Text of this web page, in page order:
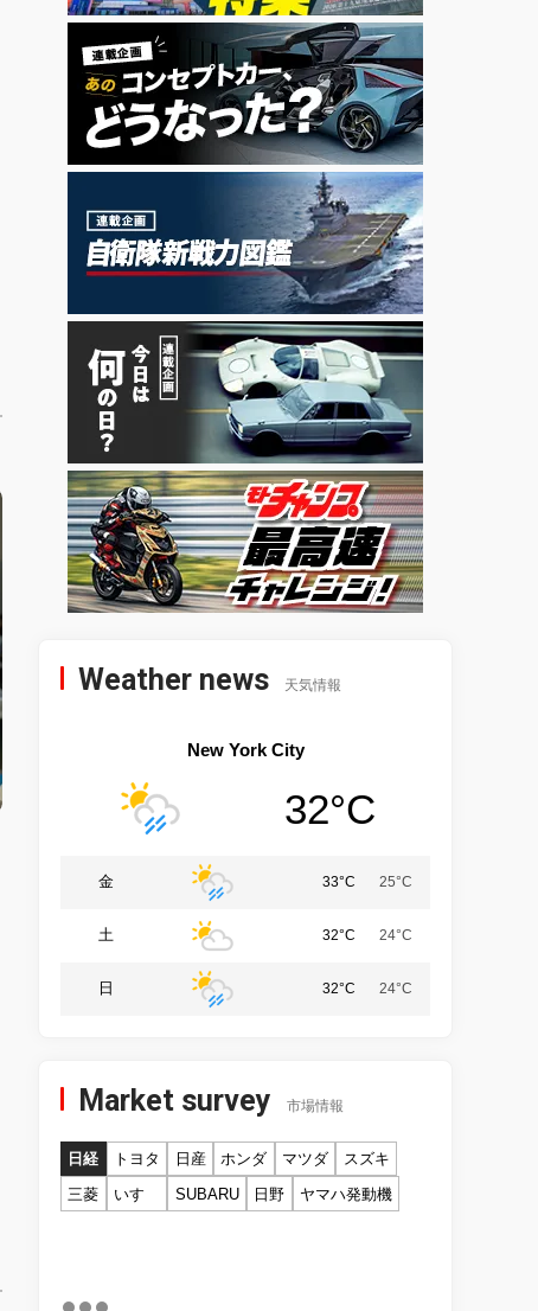
Weather news 天気情報
New York City
32°C
金 33°C 25°C
土 32°C 24°C
日 32°C 24°C
Market survey 市場情報
日経 トヨタ 日産 ホンダ マツダ
スズキ
三菱
いすゞ SUBARU 日野 ヤマハ発動機